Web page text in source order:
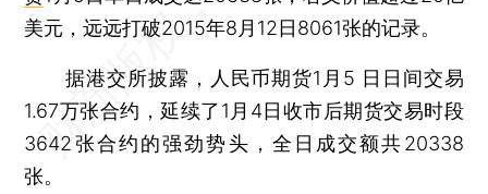
美元，远远打破2015年8月12日8061张的记录。
据港交所披露，人民币期货1月5 日日间交易
1.67万张合约，延续了1月4日收市后期货交易时段
3642张合约的强劲势头，全日成交额共20338
张。